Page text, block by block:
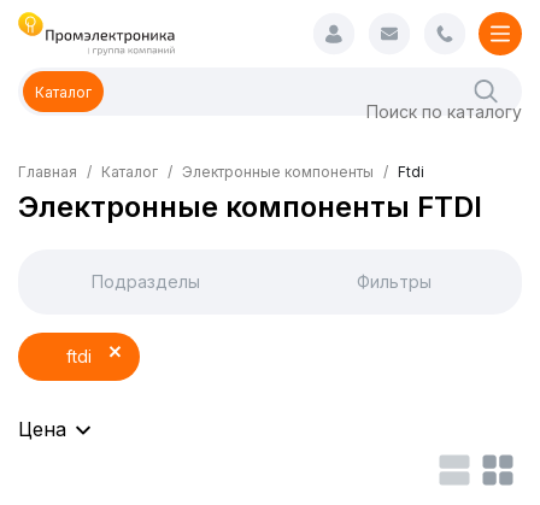
Каталог
Главная Каталог Электронные компоненты Ftdi
Электронные компоненты FTDI
Подразделы Фильтры
ftdi
Цена